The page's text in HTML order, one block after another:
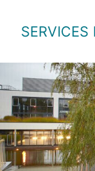
SERVICES